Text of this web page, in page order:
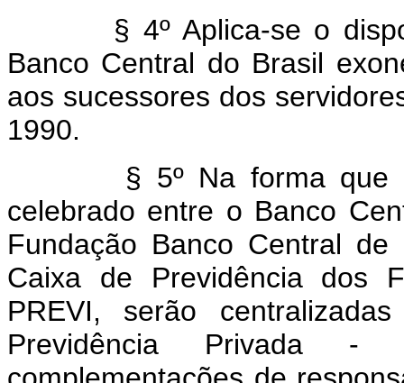
§ 4º Aplica-se o
Banco Central do Brasil
aos sucessores dos
1990.
§ 5º Na forma que
celebrado entre o Banco
Fundação Banco Central
Caixa de Previdência dos
PREVI, serão
Previdência Privada -